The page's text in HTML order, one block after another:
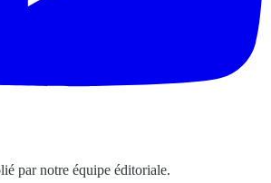
par notre équipe éditoriale.